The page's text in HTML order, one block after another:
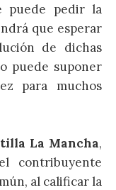
puede pedir la
que esperar
de dichas
puede suponer
para muchos
La Mancha,
contribuyente
al calificar la